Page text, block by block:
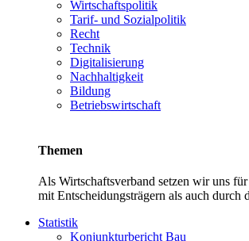
Wirtschaftspolitik
Tarif- und Sozialpolitik
Recht
Technik
Digitalisierung
Nachhaltigkeit
Bildung
Betriebswirtschaft
Themen
Als Wirtschaftsverband setzen wir uns
mit Entscheidungsträgern als auch
Statistik
Konjunkturbericht Bau